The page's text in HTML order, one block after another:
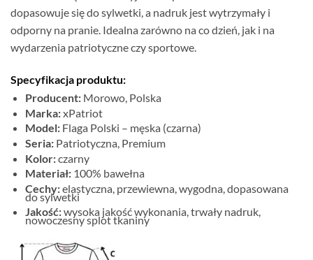
dopasowuje się do sylwetki, a nadruk jest wytrzymały i
odporny na pranie. Idealna zarówno na co dzień, jak i na
wydarzenia patriotyczne czy sportowe.
Specyfikacja produktu:
Producent:Morowo, Polska
Marka:xPatriot
Model:Flaga Polski – męska (czarna)
Seria:Patriotyczna, Premium
Kolor:czarny
Materiał:100% bawełna
Cechy:elastyczna, przewiewna, wygodna, dopasowana
do sylwetki
Jakość:wysoka jakość wykonania, trwały nadruk,
nowoczesny splot tkaniny